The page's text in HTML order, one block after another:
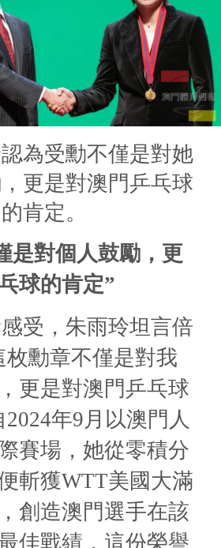
為受勳不僅是對她
更是對澳門乒乓球
的肯定。
是對個人鼓勵，更
球的肯定”
受，朱雨玲坦言倍
枚勳章不僅是對我
更是對澳門乒乓球
2024年9 月以澳門人
賽場，她從零積分
斬獲WTT美國大滿
創造澳門選手在該
佳戰績，這份榮譽